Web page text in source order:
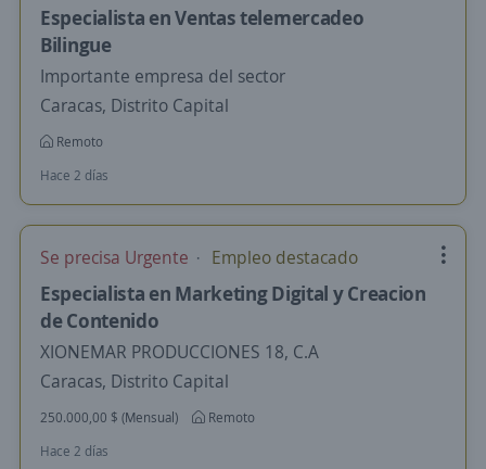
Especialista en Ventas telemercadeo
Bilingue
Importante empresa del sector
Caracas, Distrito Capital
Remoto
Hace 2 días
Se precisa Urgente Empleo destacado
Especialista en Marketing Digital y Creacion
de Contenido
XIONEMAR PRODUCCIONES 18, C.A
Caracas, Distrito Capital
250.000,00 $ (Mensual)
Remoto
Hace 2 días